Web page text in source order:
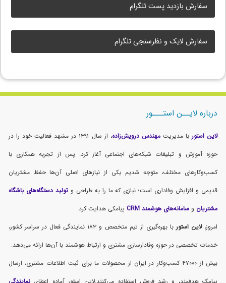
سفارش بازدید پست تلگرام
سفارش لایک و نظرسنجی تلگرام